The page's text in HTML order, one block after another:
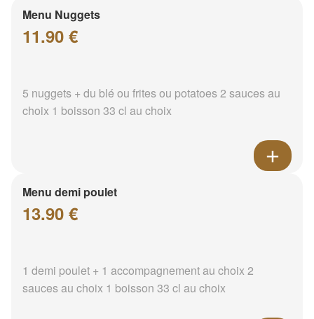
Menu Nuggets
11.90 €
5 nuggets + du blé ou frites ou potatoes 2 sauces au
choix 1 boisson 33 cl au choix
Menu demi poulet
13.90 €
1 demi poulet + 1 accompagnement au choix 2
sauces au choix 1 boisson 33 cl au choix